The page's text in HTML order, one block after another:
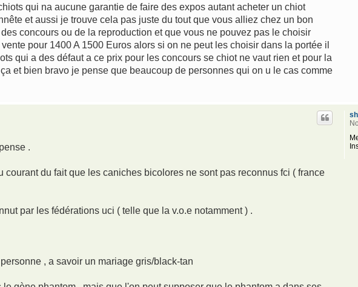
qui na aucune garantie de faire des expos autant acheter un chiot
et aussi je trouve cela pas juste du tout que vous alliez chez un bon
concours ou de la reproduction et que vous ne pouvez pas le choisir
pour 1400 A 1500 Euros alors si on ne peut les choisir dans la portée il
qui a des défaut a ce prix pour les concours se chiot ne vaut rien et pour la
et bien bravo je pense que beaucoup de personnes qui on u le cas comme
.
courant du fait que les caniches bicolores ne sont pas reconnus fci ( france
par les fédérations uci ( telle que la v.o.e notamment ) .
, a savoir un mariage gris/black-tan